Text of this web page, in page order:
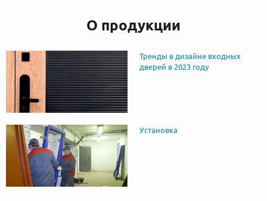
О продукции
Тренды в дизайне входных
дверей в 2023 году
Установка